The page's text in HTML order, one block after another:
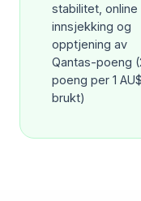
stabilitet, online
innsjekking og
opptjening av
Qantas-poeng
poeng per 1 AU$
brukt)